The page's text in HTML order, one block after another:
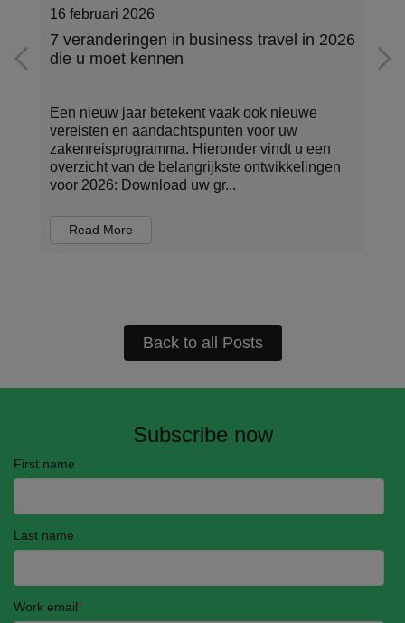
22 oktober 2025
Een dag uit het leven van een corporate
travel manager
Zakenreizen houden bedrijven in beweging.
Maar achter elke soepel lopende reis, elke
tijdige aankomst en elk gecontroleerd budget
staat iemand die het allemaal regisseert: de
corporate trave...
Read More
Back to all Posts
Subscribe now
First name
Last name
Work email*